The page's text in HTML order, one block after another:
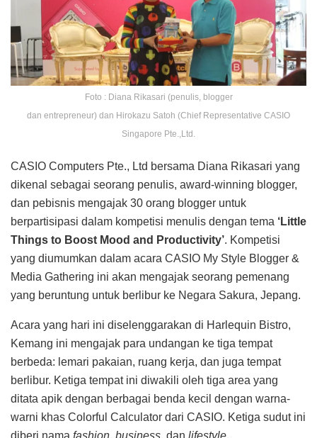
Foto : Diana Rikasari (penulis, blogger
dan entrepreneur) dan Hirokazu Satoh (Chief Representative CASIO
Singapore Pte.,Ltd.
CASIO Computers Pte., Ltd bersama Diana Rikasari yang
dikenal sebagai seorang penulis, award-winning blogger,
dan pebisnis mengajak 30 orang blogger untuk
berpartisipasi dalam kompetisi menulis dengan tema ‘Little
Things to Boost Mood and Productivity’. Kompetisi
yang diumumkan dalam acara CASIO My Style Blogger &
Media Gathering ini akan mengajak seorang pemenang
yang beruntung untuk berlibur ke Negara Sakura, Jepang.
Acara yang hari ini diselenggarakan di Harlequin Bistro,
Kemang ini mengajak para undangan ke tiga tempat
berbeda: lemari pakaian, ruang kerja, dan juga tempat
berlibur. Ketiga tempat ini diwakili oleh tiga area yang
ditata apik dengan berbagai benda kecil dengan warna-
warni khas Colorful Calculator dari CASIO. Ketiga sudut ini
diberi nama fashion, business, dan lifestyle.